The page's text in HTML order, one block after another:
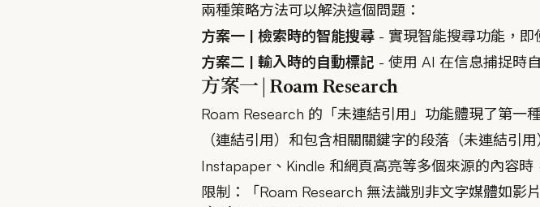
兩種策略方法可以解決這個問題：
方案一 | 檢索時的智能搜尋 - 實現智能搜尋功能，即
方案二 | 輸入時的自動標記 - 使用 AI 在信息捕捉時
方案一 | Roam Research
Roam Research 的「未連結引用」功能體現了第一
（連結引用）和包含相關關鍵字的段落（未連結引
Instapaper、Kindle 和網頁高亮等多個來源的內容時
限制：「Roam Research 無法識別非文字媒體如影